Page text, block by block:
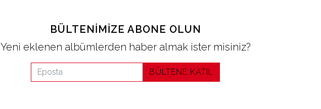
BÜLTENIMIZE ABONE OLUN
Yeni eklenen albümlerden haber almak ister misiniz?
BÜLTENE KATIL